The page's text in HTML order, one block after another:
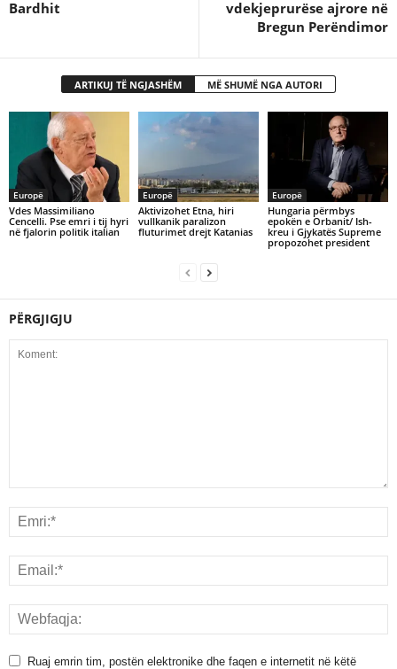
Bardhit
vdekjeprurëse ajrore në
Bregun Perëndimor
ARTIKUJ TË NGJASHËM MË SHUMË NGA AUTORI
Europë
Vdes Massimiliano
Cencelli. Pse emri i tij hyri
në fjalorin politik italian
Europë
Aktivizohet Etna, hiri
vullkanik paralizon
fluturimet drejt Katanias
Europë
Hungaria përmbys
epokën e Orbanit/ Ish-
kreu i Gjykatës Supreme
propozohet president
PËRGJIGJU
Ruaj emrin tim, postën elektronike dhe faqen e internetit në këtë